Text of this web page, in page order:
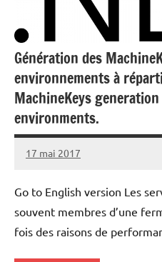
Génération des
environnements à
MachineKeys
environments.
17 mai 2017
Laurent
ACKER
Aucun
Go to English version Les
souvent membres d’une
fois des raisons de